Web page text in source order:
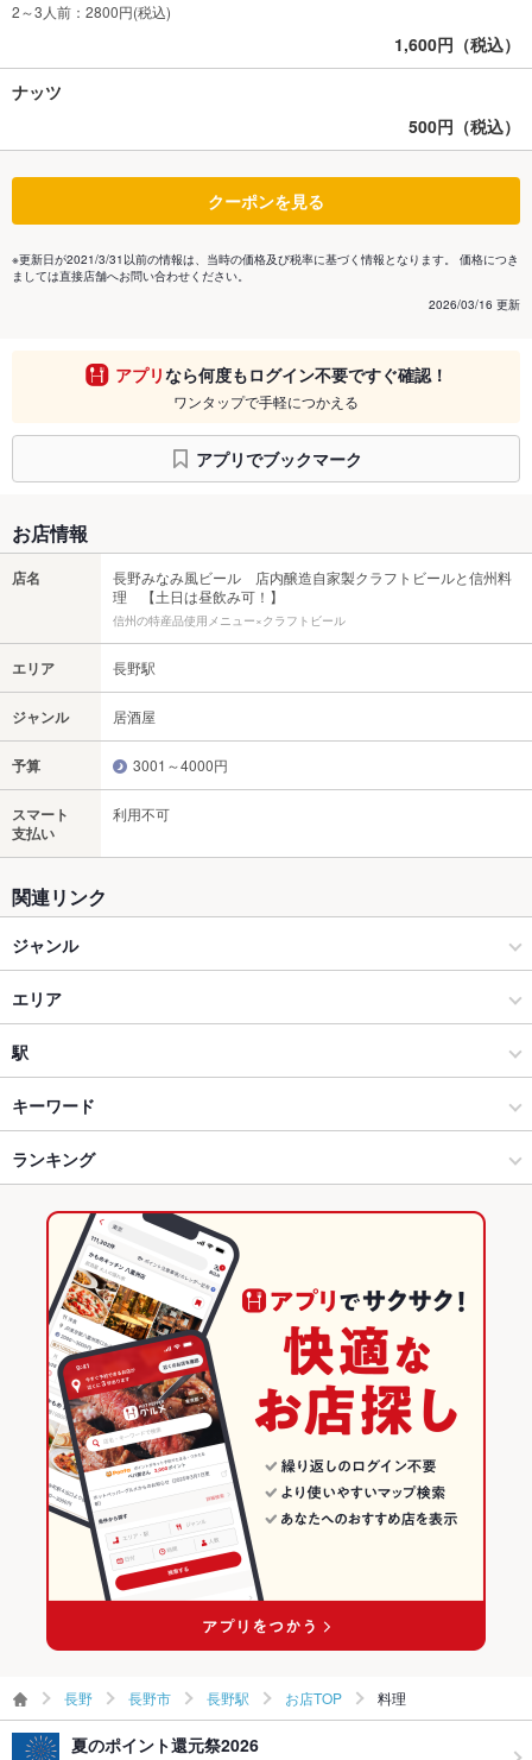
2～3人前：2800円(税込)
1,600円（税込）
ナッツ
500円（税込）
クーポンを見る
※更新日が2021/3/31以前の情報は、当時の価格及び税率に基づく情報となります。 価格につき
ましては直接店舗へお問い合わせください。
2026/03/16 更新
アプリなら何度もログイン不要ですぐ確認！
ワンタップで手軽につかえる
アプリでブックマーク
お店情報
店名
長野みなみ風ビール 店内醸造自家製クラフトビールと信州料
理 【土日は昼飲み可！】
信州の特産品使用メニュー×クラフトビール
エリア 長野駅
ジャンル 居酒屋
予算 3001～4000円
スマート
支払い
利用不可
関連リンク
ジャンル
居酒屋
洋・和洋・各国料理・その他
長野市 × 居酒屋
長野市 × 洋・和洋・各国料理・その他
長野駅 × 居酒屋
長野駅 × 洋・和洋・各国料理・その他
エリア
長野駅
長野駅 × 居酒屋
長野駅 × 洋・和洋・各国料理・その他
長野 × 居酒屋
長野 × 洋・和洋・各国料理・その他
駅
長野駅
キーワード
からあげ
ランキング
長野のグルメランキング
長野の居酒屋ランキング
長野市のグルメランキング
長野市の居酒屋ランキング
長野駅のグルメランキング
長野駅の居酒屋ランキング
長野 長野市 長野駅 お店TOP 料理
夏のポイント還元祭2026